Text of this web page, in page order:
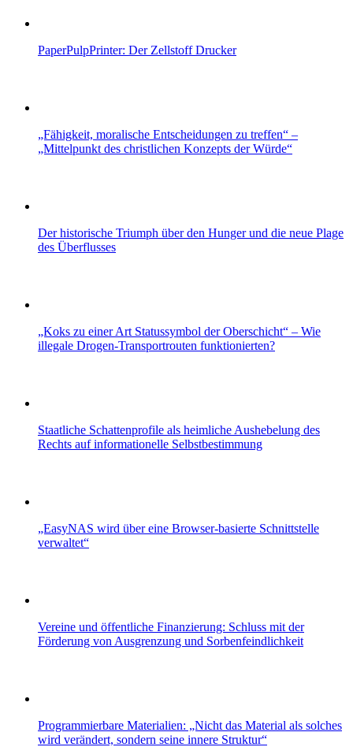
PaperPulpPrinter: Der Zellstoff Drucker
„Fähigkeit, moralische Entscheidungen zu treffen“ –
„Mittelpunkt des christlichen Konzepts der Würde“
Der historische Triumph über den Hunger und die neue Plage
des Überflusses
„Koks zu einer Art Statussymbol der Oberschicht“ – Wie
illegale Drogen-Transportrouten funktionierten?
Staatliche Schattenprofile als heimliche Aushebelung des
Rechts auf informationelle Selbstbestimmung
„EasyNAS wird über eine Browser-basierte Schnittstelle
verwaltet“
Vereine und öffentliche Finanzierung: Schluss mit der
Förderung von Ausgrenzung und Sorbenfeindlichkeit
Programmierbare Materialien: „Nicht das Material als solches
wird verändert, sondern seine innere Struktur“